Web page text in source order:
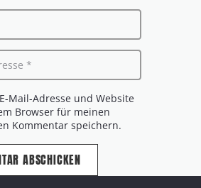
Mail-Adresse und Website
Browser für meinen
Kommentar speichern.
ABSCHICKEN